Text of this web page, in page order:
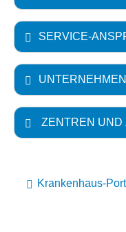
SERVICE-
UNTERNEHMEN
ZENTREN UND
Krankenhaus-